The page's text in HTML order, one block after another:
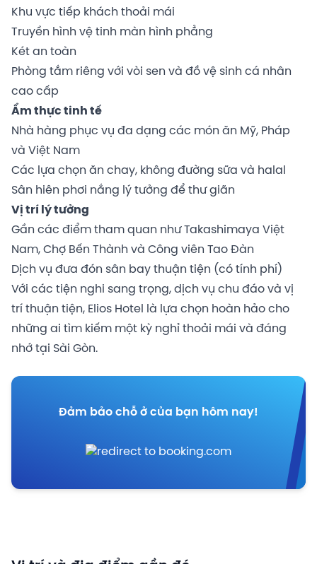
Khu vực tiếp khách thoải mái
Truyền hình vệ tinh màn hình phẳng
Két an toàn
Phòng tắm riêng với vòi sen và đồ vệ sinh cá nhân
cao cấp
Ẩm thực tinh tế
Nhà hàng phục vụ đa dạng các món ăn Mỹ, Pháp
và Việt Nam
Các lựa chọn ăn chay, không đường sữa và halal
Sân hiên phơi nắng lý tưởng để thư giãn
Vị trí lý tưởng
Gần các điểm tham quan như Takashimaya Việt
Nam, Chợ Bến Thành và Công viên Tao Đàn
Dịch vụ đưa đón sân bay thuận tiện (có tính phí)
Với các tiện nghi sang trọng, dịch vụ chu đáo và vị
trí thuận tiện, Elios Hotel là lựa chọn hoàn hảo cho
những ai tìm kiếm một kỳ nghỉ thoải mái và đáng
nhớ tại Sài Gòn.
Đảm bảo chỗ ở của bạn hôm nay!